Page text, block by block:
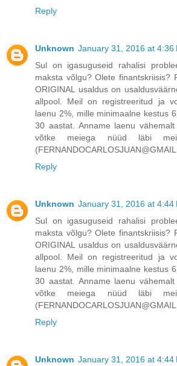
Reply
Unknown January 31, 2016 at 4:36
Sul on igasuguseid rahalisi
maksta võlgu? Olete finantskriisis?
ORIGINAL usaldus on
allpool. Meil on registreeritud ja
laenu 2%, mille minimaalne kestus
30 aastat. Anname laenu
võtke meiega nüüd läbi
Reply
Unknown January 31, 2016 at 4:44
Sul on igasuguseid rahalisi
maksta võlgu? Olete finantskriisis?
ORIGINAL usaldus on
allpool. Meil on registreeritud ja
laenu 2%, mille minimaalne kestus
30 aastat. Anname laenu
võtke meiega nüüd läbi
Reply
Unknown January 31, 2016 at 4:44